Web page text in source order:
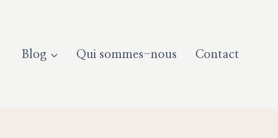
Blog
Qui sommes-nous Contact